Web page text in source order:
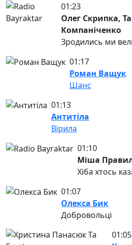
01:23
Олег Скрипка,
Компаніченко
Зродились ми
01:17
Роман Ващук
Шанс
01:13
Антитіла
Вірила
01:10
Міша
Хіба хтось
01:07
Олекса Бик
Добровольці
01:05